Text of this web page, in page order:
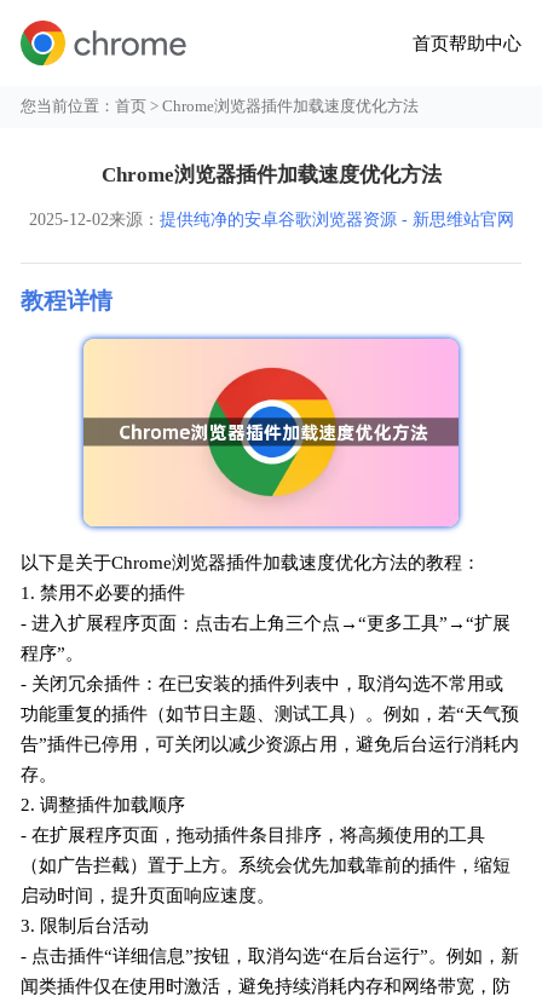
首页帮助中心
您当前位置：首页 > Chrome浏览器插件加载速度优化方法
Chrome浏览器插件加载速度优化方法
2025-12-02来源： 提供纯净的安卓谷歌浏览器资源 - 新思维站官网
教程详情
以下是关于Chrome浏览器插件加载速度优化方法的教程：
1. 禁用不必要的插件
- 进入扩展程序页面：点击右上角三个点→“更多工具”→“扩展
程序”。
- 关闭冗余插件：在已安装的插件列表中，取消勾选不常用或
功能重复的插件（如节日主题、测试工具）。例如，若“天气预
告”插件已停用，可关闭以减少资源占用，避免后台运行消耗内
存。
2. 调整插件加载顺序
- 在扩展程序页面，拖动插件条目排序，将高频使用的工具
（如广告拦截）置于上方。系统会优先加载靠前的插件，缩短
启动时间，提升页面响应速度。
3. 限制后台活动
- 点击插件“详细信息”按钮，取消勾选“在后台运行”。例如，新
闻类插件仅在使用时激活，避免持续消耗内存和网络带宽，防